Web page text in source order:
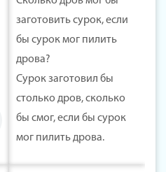
заготовить сурок, если
бы сурок мог пилить
дрова?
Сурок заготовил бы
столько дров, сколько
бы смог, если бы сурок
мог пилить дрова.